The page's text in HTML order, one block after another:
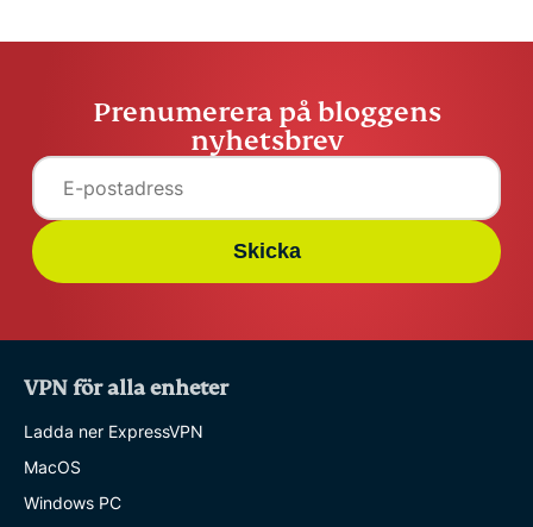
Prenumerera på bloggens
nyhetsbrev
Skicka
VPN för alla enheter
Ladda ner ExpressVPN
MacOS
Windows PC